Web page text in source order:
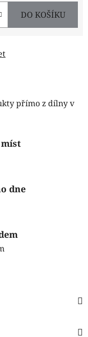
DO KOŠÍKU
přímo z dílny v
míst
dne